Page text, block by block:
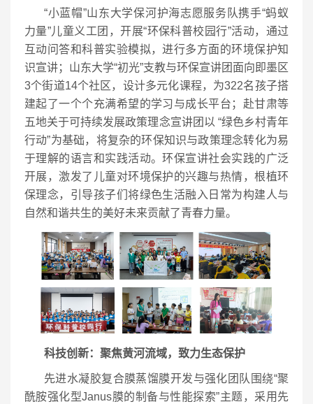
“小蓝帽”山东大学保河护海志愿服务队携手“蚂蚁
力量”儿童义工团，开展“环保科普校园行”活动，通过
互动问答和科普实验模拟，进行多方面的环境保护知
识宣讲；山东大学“初光”支教与环保宣讲团面向即墨区
3个街道14个社区，设计多元化课程，为322名孩子搭
建起了一个个充满希望的学习与成长平台；赴甘肃等
五地关于可持续发展政策理念宣讲团以 “绿色乡村青年
行动”为基础，将复杂的环保知识与政策理念转化为易
于理解的语言和实践活动。环保宣讲社会实践的广泛
开展，激发了儿童对环境保护的兴趣与热情，根植环
保理念，引导孩子们将绿色生活融入日常为构建人与
自然和谐共生的美好未来贡献了青春力量。
科技创新：聚焦黄河流域，致力生态保护
先进水凝胶复合膜蒸馏膜开发与强化团队围绕“聚
酰胺强化型Janus膜的制备与性能探索”主题，采用先